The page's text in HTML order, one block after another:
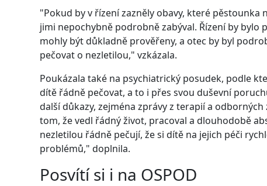
"Pokud by v řízení zazněly obavy, které pěstounka
jimi nepochybně podrobně zabýval. Řízení by
mohly být důkladně prověřeny, a otec by byl
pečovat o nezletilou," vzkázala.
Poukázala také na psychiatrický posudek, podle
dítě řádně pečovat, a to i přes svou duševní
další důkazy, zejména zprávy z terapií a
tom, že vedl řádný život, pracoval a dlouhodobě
nezletilou řádně pečují, že si dítě na jejich péči
problémů," doplnila.
Posvítí si i na OSPOD